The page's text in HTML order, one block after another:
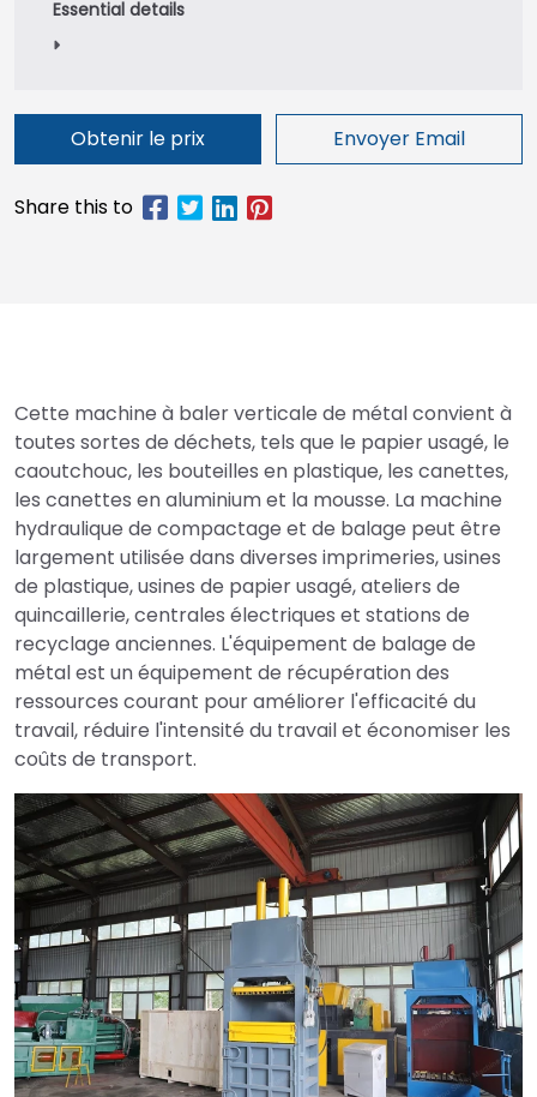
Obtenir le prix Envoyer Email
Cette machine à baler verticale de métal convient à
toutes sortes de déchets, tels que le papier usagé, le
caoutchouc, les bouteilles en plastique, les canettes,
les canettes en aluminium et la mousse. La machine
hydraulique de compactage et de balage peut être
largement utilisée dans diverses imprimeries, usines
de plastique, usines de papier usagé, ateliers de
quincaillerie, centrales électriques et stations de
recyclage anciennes. L'équipement de balage de
métal est un équipement de récupération des
ressources courant pour améliorer l'efficacité du
travail, réduire l'intensité du travail et économiser les
coûts de transport.